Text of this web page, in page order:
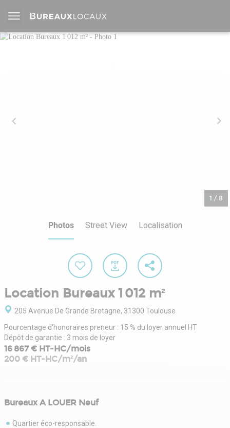
1 / 8
Photos Street View Localisation
Location Bureaux 1 012 m²
205 Avenue De Grande Bretagne, 31300 Toulouse
Pourcentage d'honoraires preneur : 15 % du loyer annuel HT
Dépôt de garantie : 3 mois de loyer
16 867 € HT-HC/mois
200 € HT-HC/m²/an
Bureaux A LOUER Neuf
Quartier éco-responsable.